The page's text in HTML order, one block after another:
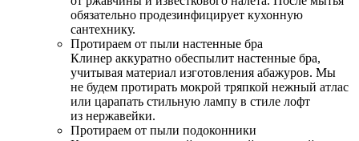
обязательно продезинфицирует кухонную
сантехнику.
Протираем от пыли настенные бра
Клинер аккуратно обеспылит настенные бра,
учитывая материал изготовления абажуров. Мы
не будем протирать мокрой тряпкой нежный атлас
или царапать стильную лампу в стиле лофт
из нержавейки.
Протираем от пыли подоконники